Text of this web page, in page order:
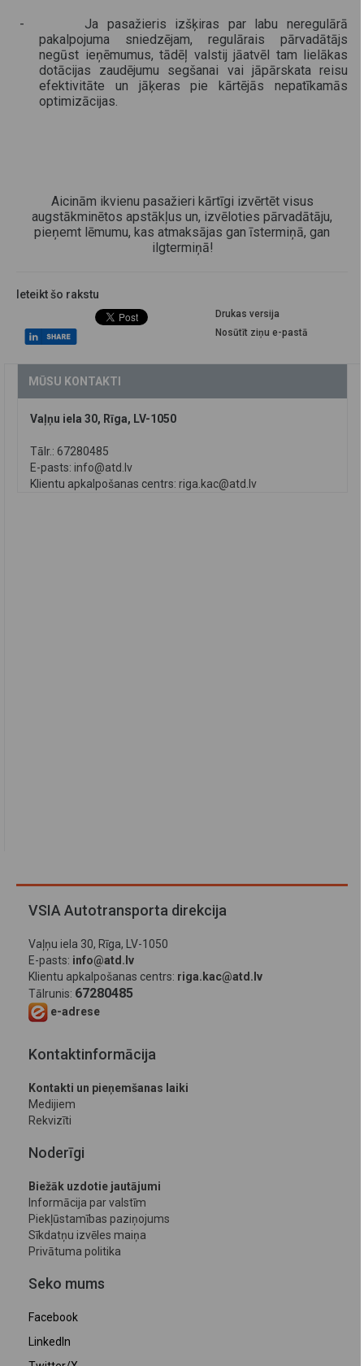
- Ja pasažieris izšķiras par labu neregulārā
pakalpojuma sniedzējam, regulārais pārvadātājs
negūst ieņēmumus, tādēļ valstij jāatvēl tam lielākas
dotācijas zaudējumu segšanai vai jāpārskata reisu
efektivitāte un jāķeras pie kārtējās nepatīkamās
optimizācijas.
Aicinām ikvienu pasažieri kārtīgi izvērtēt visus
augstākminētos apstākļus un, izvēloties pārvadātāju,
pieņemt lēmumu, kas atmaksājas gan īstermiņā, gan
ilgtermiņā!
Ieteikt šo rakstu
Drukas versija
Nosūtīt ziņu e-pastā
MŪSU KONTAKTI
Vaļņu iela 30, Rīga, LV-1050
Tālr.: 67280485
E-pasts: info@atd.lv
Klientu apkalpošanas centrs: riga.kac@atd.lv
VSIA Autotransporta direkcija
Vaļņu iela 30, Rīga, LV-1050
E-pasts: info@atd.lv
Klientu apkalpošanas centrs: riga.kac@atd.lv
Tālrunis: 67280485
e-adrese
Kontaktinformācija
Kontakti un pieņemšanas laiki
Medijiem
Rekvizīti
Noderīgi
Biežāk uzdotie jautājumi
Informācija par valstīm
Piekļūstamības paziņojums
Sīkdatņu izvēles maiņa
Privātuma politika
Seko mums
Facebook
LinkedIn